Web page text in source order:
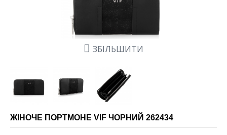
ЗБІЛЬШИТИ
ЖІНОЧЕ ПОРТМОНЕ VIF ЧОРНИЙ 262434